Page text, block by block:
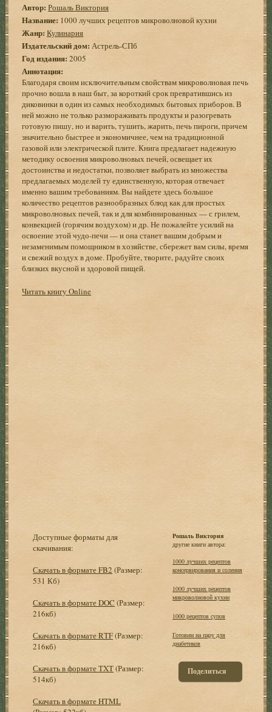
Автор: Рошаль Виктория
Название: 1000 лучших рецептов микроволновой кухни
Жанр: Кулинария
Издательский дом: Астрель-СПб
Год издания:2005
Аннотация:
Благодаря своим исключительным свойствам микроволновая печь
прочно вошла в наш быт, за короткий срок превратившись из
диковинки в один из самых необходимых бытовых приборов. В
ней можно не только размораживать продукты и разогревать
готовую пишу, но и варить, тушить, жарить, печь пироги, причем
значительно быстрее и экономичнее, чем на традиционной
газовой или электрической плите. Книга предлагает надежную
методику освоения микроволновых печей, освещает их
достоинства и недостатки, позволяет выбрать из множества
предлагаемых моделей ту единственную, которая отвечает
именно вашим требованиям. Вы найдете здесь большое
количество рецептов разнообразных блюд как для простых
микроволновых печей, так и для комбинированных — с грилем,
конвекцией (горячим воздухом) и др. Не пожалейте усилий на
освоение этой чудо-печи — и она станет вашим добрым и
незаменимым помощником в хозяйстве, сбережет вам силы, время
и свежий воздух в доме. Пробуйте, творите, радуйте своих
близких вкусной и здоровой пищей.
Читать книгу Online
Доступные форматы для
скачивания:
Скачать в формате FB2 (Размер:
531 Кб)
Скачать в формате DOC (Размер:
216кб)
Скачать в формате RTF(Размер:
216кб)
Скачать в формате TXT(Размер:
514кб)
Скачать в формате HTML
Рошаль Виктория
другие книги автора:
1000 лучших рецептов
консервирования и соления
1000 лучших рецептов
микроволновой кухни
1000 рецептов супов
Готовим на пару для
диабетиков
Поделиться